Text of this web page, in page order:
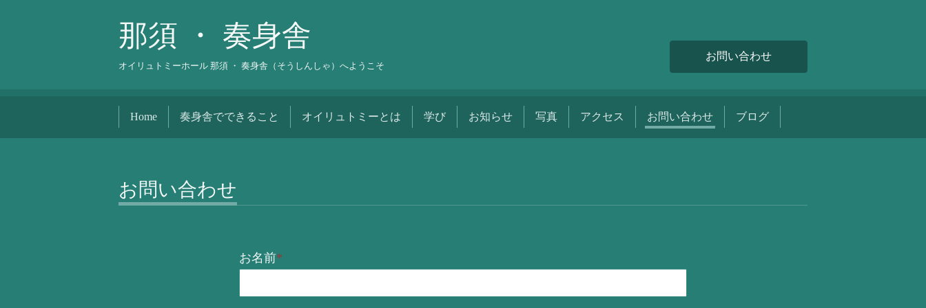
那須 ・ 奏身舎
オイリュトミーホール 那須 ・ 奏身舎（そうしんしゃ）へようこそ
お問い合わせ
Home 奏身舎でできること オイリュトミーとは 学び お知らせ 写真 アクセス お問い合わせ ブログ
お問い合わせ
お名前*